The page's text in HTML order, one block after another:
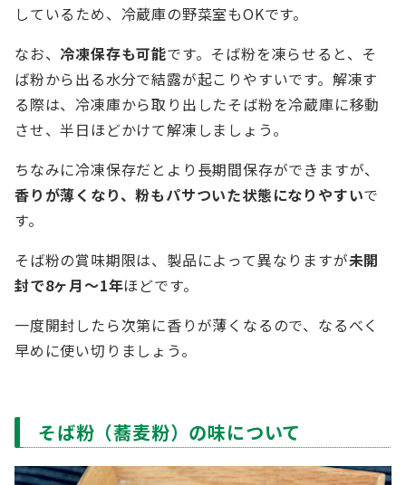
しているため、冷蔵庫の野菜室もOKです。
なお、冷凍保存も可能です。そば粉を凍らせると、そ
ば粉から出る水分で結露が起こりやすいです。解凍す
る際は、冷凍庫から取り出したそば粉を冷蔵庫に移動
させ、半日ほどかけて解凍しましょう。
ちなみに冷凍保存だとより長期間保存ができますが、
香りが薄くなり、粉もパサついた状態になりやすいで
す。
そば粉の賞味期限は、製品によって異なりますが未開
封で8ヶ月～1年ほどです。
一度開封したら次第に香りが薄くなるので、なるべく
早めに使い切りましょう。
そば粉（蕎麦粉）の味について